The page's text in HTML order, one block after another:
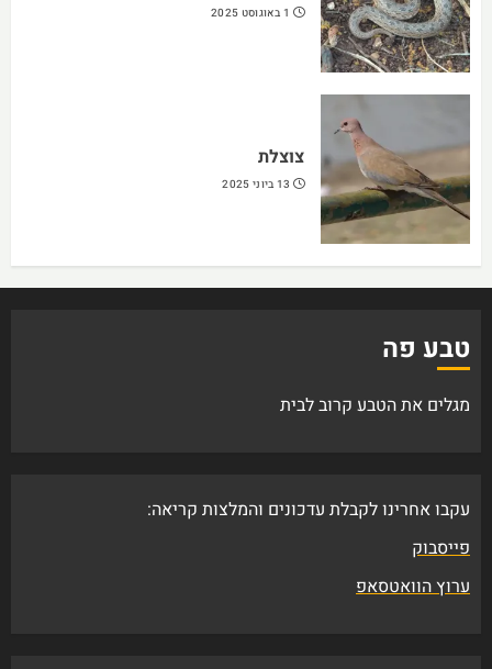
1 באוגוסט 2025
צוצלת
13 ביוני 2025
טבע פה
מגלים את הטבע קרוב לבית
עקבו אחרינו לקבלת עדכונים והמלצות קריאה:
פייסבוק
ערוץ הוואטסאפ